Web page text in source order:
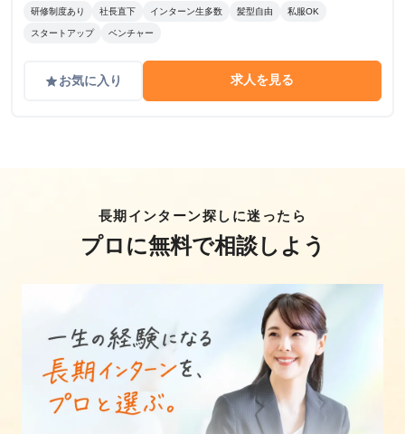
研修制度あり 社長直下 インターン生多数 髪型自由 私服OK
スタートアップ ベンチャー
gradeお気に入り 求人を見る
長期インターン探しに迷ったら
プロに無料で相談しよう